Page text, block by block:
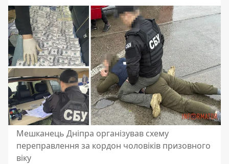
Мешканець Дніпра організував схему
переправлення за кордон чоловіків призовного
віку